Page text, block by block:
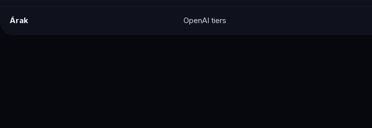
Árak OpenAI tiers